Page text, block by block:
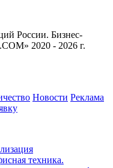
России. Бизнес-
2020 - 2026 г.
Новости Реклама
техника.